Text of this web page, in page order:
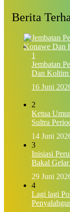
Berita
1
Jembatan
Dan Koltim
16 Juni
2
Ketua
Sultra
14 Juni
3
Inisiasi
Bakal
29 Juni
4
Lagi lagi